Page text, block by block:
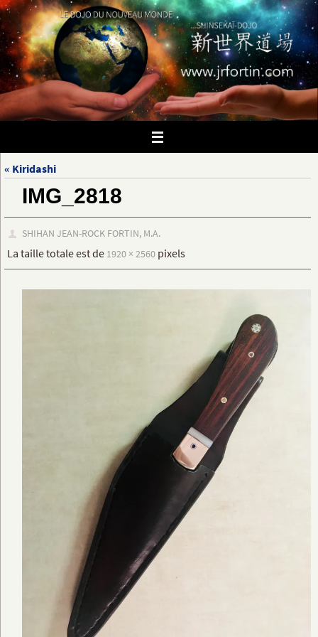
Passer
vers
le
contenu
« Kiridashi
IMG_2818
SHIHAN JEAN-ROCK FORTIN, M.A.
La taille totale est de 1920 × 2560 pixels